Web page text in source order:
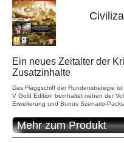
Ein neues Zeitalter der
Zusatzinhalte
Das Flaggschiff der Rundenstrategie
V Gold Edition beinhaltet neben der
Erweiterung und Bonus Szenario-
Mehr zum Produkt